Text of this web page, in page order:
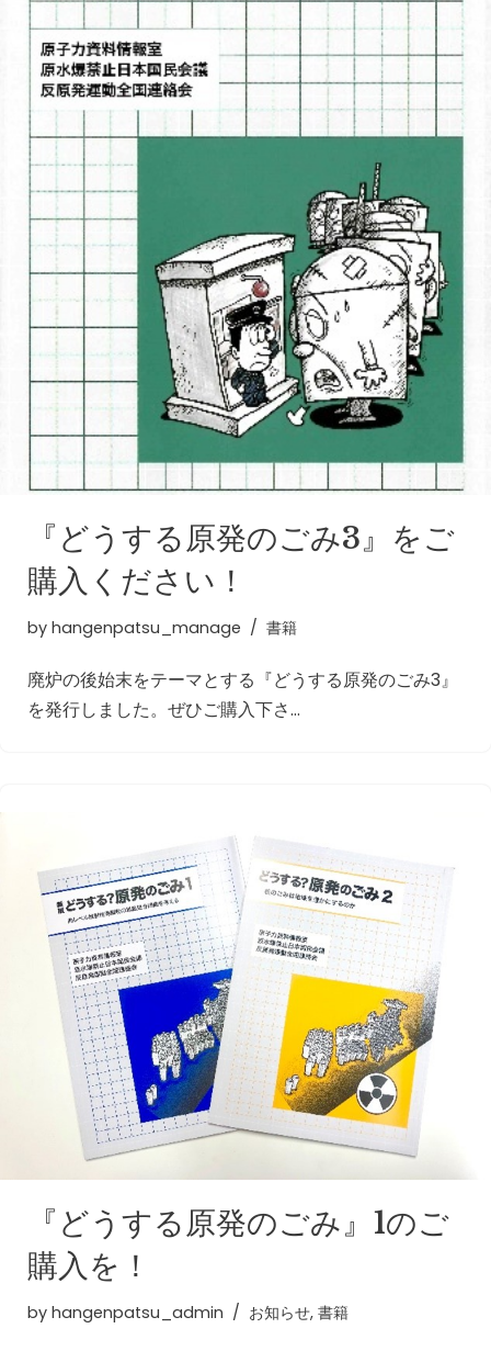
『どうする原発のごみ3』をご
購入ください！
by hangenpatsu_manage 書籍
廃炉の後始末をテーマとする『どうする原発のごみ3』
を発行しました。ぜひご購入下さ…
『どうする原発のごみ』1のご
購入を！
by hangenpatsu_admin お知らせ, 書籍